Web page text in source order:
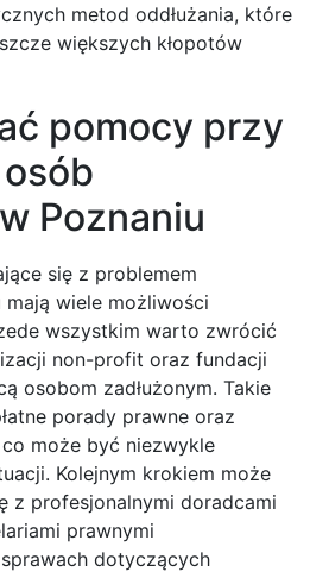
metod oddłużania, które
większych kłopotów
pomocy przy
Poznaniu
się z problemem
mają wiele możliwości
wszystkim warto zwrócić
non-profit oraz fundacji
osobom zadłużonym. Takie
porady prawne oraz
może być niezwykle
Kolejnym krokiem może
z profesjonalnymi doradcami
prawnymi
dotyczących